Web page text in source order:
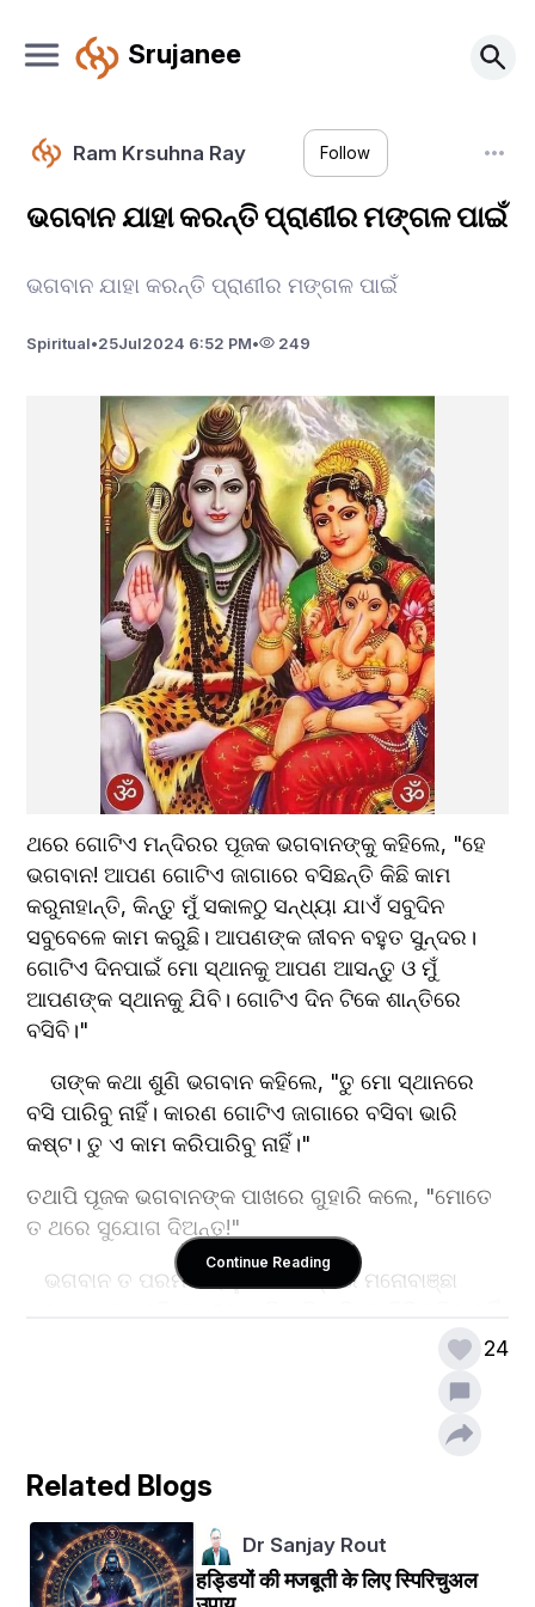
Srujanee
Ram Krsuhna Ray Follow
ଭଗବାନ ଯାହା କରନ୍ତି ପ୍ରାଣୀର ମଙ୍ଗଳ ପାଇଁ
ଭଗବାନ ଯାହା କରନ୍ତି ପ୍ରାଣୀର ମଙ୍ଗଳ ପାଇଁ
Spiritual•25Jul2024 6:52 PM• 249
ଥରେ ଗୋଟିଏ ମନ୍ଦିରର ପୂଜକ ଭଗବାନଙ୍କୁ କହିଲେ, "ହେ
ଭଗବାନ! ଆପଣ ଗୋଟିଏ ଜାଗାରେ ବସିଛନ୍ତି କିଛି କାମ
କରୁନାହାନ୍ତି, କିନ୍ତୁ ମୁଁ ସକାଳଠୁ ସନ୍ଧ୍ୟା ଯାଏଁ ସବୁଦିନ
ସବୁବେଳେ କାମ କରୁଛି। ଆପଣଙ୍କ ଜୀବନ ବହୁତ ସୁନ୍ଦର।
ଗୋଟିଏ ଦିନପାଇଁ ମୋ ସ୍ଥାନକୁ ଆପଣ ଆସନ୍ତୁ ଓ ମୁଁ
ଆପଣଙ୍କ ସ୍ଥାନକୁ ଯିବି। ଗୋଟିଏ ଦିନ ଟିକେ ଶାନ୍ତିରେ
ବସିବି।"
ତାଙ୍କ କଥା ଶୁଣି ଭଗବାନ କହିଲେ, "ତୁ ମୋ ସ୍ଥାନରେ
ବସି ପାରିବୁ ନାହିଁ। କାରଣ ଗୋଟିଏ ଜାଗାରେ ବସିବା ଭାରି
କଷ୍ଟ। ତୁ ଏ କାମ କରିପାରିବୁ ନାହିଁ।"
ତଥାପି ପୂଜକ ଭଗବାନଙ୍କ ପାଖରେ ଗୁହାରି କଲେ, "ମୋତେ
ତ ଥରେ ସୁଯୋଗ ଦିଅନ୍ତୁ!"
ଭଗବାନ ତ ପରମ ଦୟାଳୁ। ସେ ତାଙ୍କର ମନୋବାଞ୍ଛା
କି କିଛି ବି କରିବୁ ନାହିଁ। କାରଣ ଏଠାକୁ ବହୁତ ପ୍ରକାରର ଲୋକ
ସେଦିନର ପ୍ରଥମ ଭକ୍ତ ଆସିଗଲେ ଓ ଭଗବାନଙ୍କୁ
ପ୍ରଣାମ କରି ୫୦ ହଜାର ଟଙ୍କା ମନ୍ଦିର ହୁଣ୍ଡିରେ ପକାଇବା
ସମୟରେ ଅଜାଣତରେ ଟଙ୍କାଥଳୀଟି ତଳେ ଖସିପଡ଼ିଲା। ପୂଜକ
ତ ଭଗବାନଙ୍କ ସ୍ଥାନରେ ବସିଛନ୍ତି; ତାଙ୍କର କହିବାକୁ
ଇଚ୍ଛା ହେଉଥିଲା, "ରେ ଭକ୍ତ ତୋ ଟଙ୍କାଥଳୀଟି ତଳେ
Continue Reading
24
Related Blogs
Dr Sanjay Rout
हड्डियों की मजबूती के लिए स्पिरिचुअल